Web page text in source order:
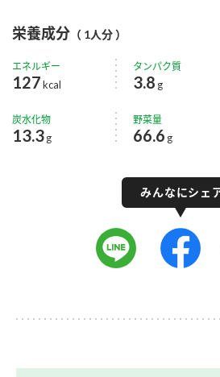
栄養成分 （ 1人分 ）
エネルギー
127kcal
タンパク質
3.8 g
炭水化物
13.3g
野菜量
66.6 g